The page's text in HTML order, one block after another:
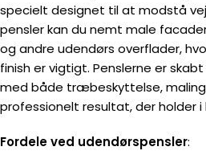
specielt designet til at modstå
pensler kan du nemt male
og andre udendørs overflader,
finish er vigtigt. Penslerne er
med både træbeskyttelse, maling
professionelt resultat, der holder i
Fordele ved udendørspensler: